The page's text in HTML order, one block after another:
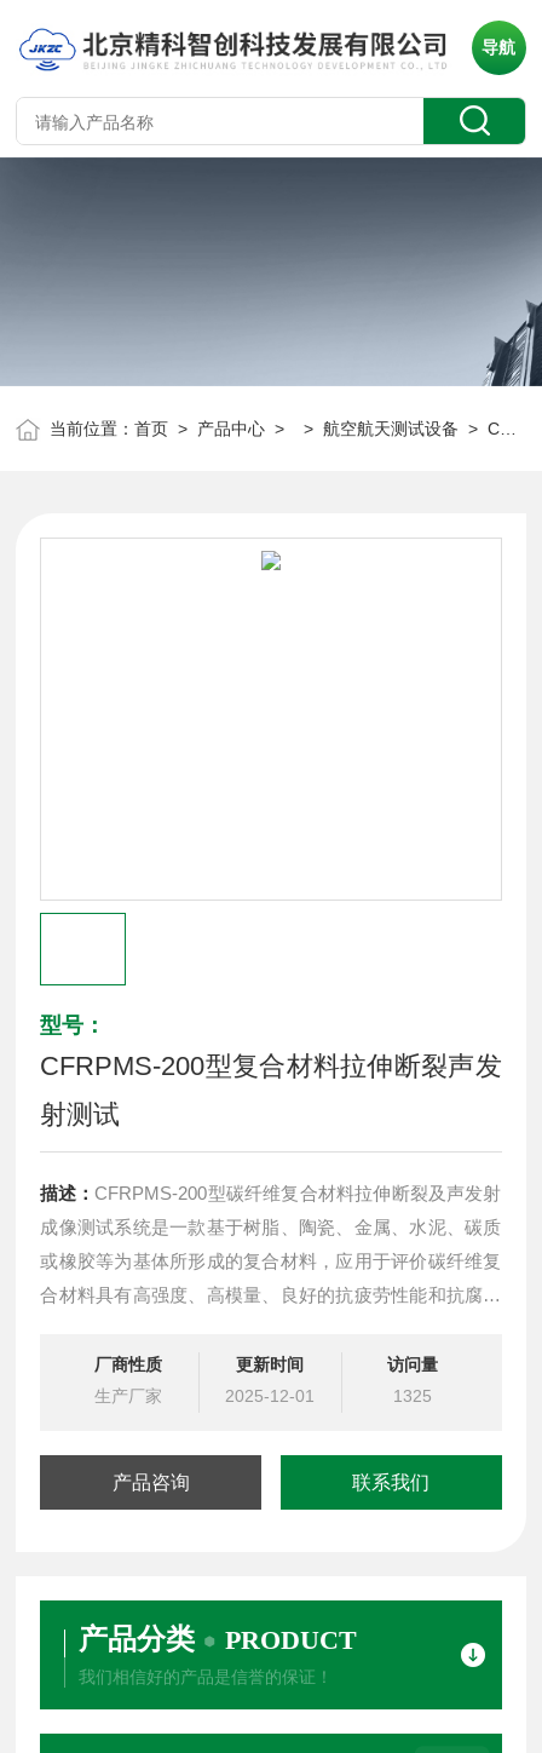
导航
当前位置：首页 > 产品中心 > >航空航天测试设备 > CFRPMS-200型复合材料拉伸断裂声发射测试
型号：
CFRPMS-200型复合材料拉伸断裂声发
射测试
描述：CFRPMS-200型碳纤维复合材料拉伸断裂及声发射
成像测试系统是一款基于树脂、陶瓷、金属、水泥、碳质
或橡胶等为基体所形成的复合材料，应用于评价碳纤维复
合材料具有高强度、高模量、良好的抗疲劳性能和抗腐蚀
而，由于碳纤维复合材料在制作工艺过程中的不稳定性与
服役时易受载荷和复杂环境的影响，不可避免地产生分
厂商性质
生产厂家
更新时间
2025-12-01
访问量
1325
产品咨询 联系我们
产品分类 PRODUCT
我们相信好的产品是信誉的保证！